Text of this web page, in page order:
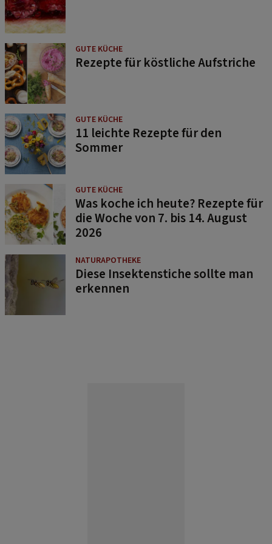
GUTE KÜCHE
Rezepte für köstliche Aufstriche
GUTE KÜCHE
11 leichte Rezepte für den
Sommer
GUTE KÜCHE
Was koche ich heute? Rezepte für
die Woche von 7. bis 14. August
2026
NATURAPOTHEKE
Diese Insektenstiche sollte man
erkennen